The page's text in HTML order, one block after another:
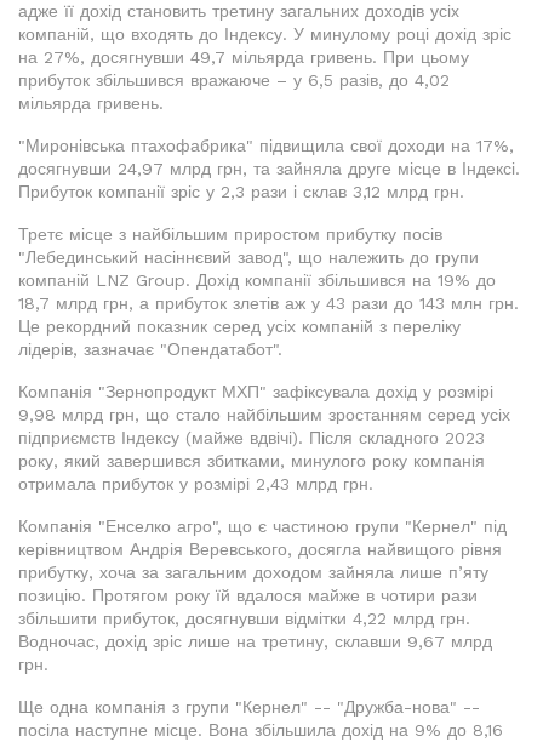
адже її дохід становить третину загальних доходів усіх
компаній, що входять до Індексу. У минулому році дохід зріс
на 27%, досягнувши 49,7 мільярда гривень. При цьому
прибуток збільшився вражаюче – у 6,5 разів, до 4,02
мільярда гривень.
"Миронівська птахофабрика" підвищила свої доходи на 17%,
досягнувши 24,97 млрд грн, та зайняла друге місце в Індексі.
Прибуток компанії зріс у 2,3 рази і склав 3,12 млрд грн.
Третє місце з найбільшим приростом прибутку посів
"Лебединський насіннєвий завод", що належить до групи
компаній LNZ Group. Дохід компанії збільшився на 19% до
18,7 млрд грн, а прибуток злетів аж у 43 рази до 143 млн грн.
Це рекордний показник серед усіх компаній з переліку
лідерів, зазначає "Опендатабот".
Компанія "Зернопродукт МХП" зафіксувала дохід у розмірі
9,98 млрд грн, що стало найбільшим зростанням серед усіх
підприємств Індексу (майже вдвічі). Після складного 2023
року, який завершився збитками, минулого року компанія
отримала прибуток у розмірі 2,43 млрд грн.
Компанія "Енселко агро", що є частиною групи "Кернел" під
керівництвом Андрія Веревського, досягла найвищого рівня
прибутку, хоча за загальним доходом зайняла лише п’яту
позицію. Протягом року їй вдалося майже в чотири рази
збільшити прибуток, досягнувши відмітки 4,22 млрд грн.
Водночас, дохід зріс лише на третину, склавши 9,67 млрд
грн.
Ще одна компанія з групи "Кернел" -- "Дружба-нова" --
посіла наступне місце. Вона збільшила дохід на 9% до 8,16